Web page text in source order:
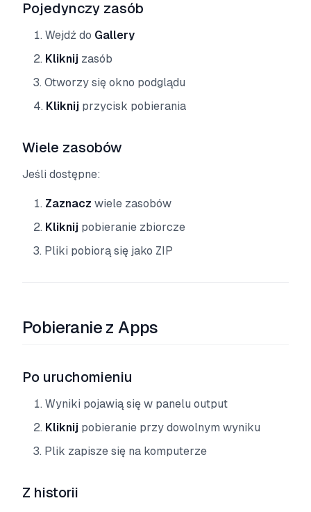
Pojedynczy zasób
Wejdź do Gallery
Kliknij zasób
Otworzy się okno podglądu
Kliknij przycisk pobierania
Wiele zasobów
Jeśli dostępne:
Zaznacz wiele zasobów
Kliknij pobieranie zbiorcze
Pliki pobiorą się jako ZIP
Pobieranie z Apps
Po uruchomieniu
Wyniki pojawią się w panelu output
Kliknij pobieranie przy dowolnym wyniku
Plik zapisze się na komputerze
Z historii